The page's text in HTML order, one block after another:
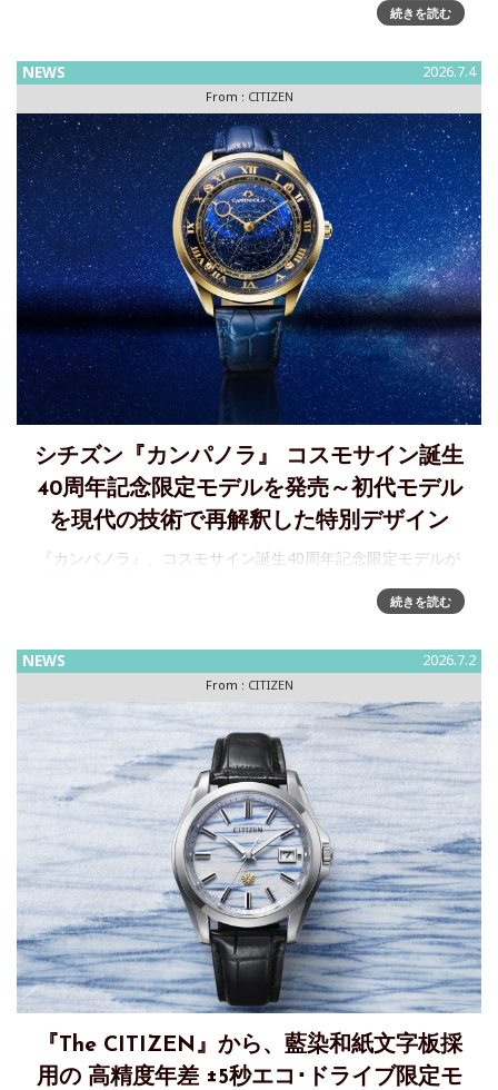
式会社は、雄大な宙に想いを馳せ、今という時を愉しむため
ら、放
続きを読む
NEWS 2026.7.4
From : CITIZEN
シチズン『カンパノラ』 コスモサイン誕生
40周年記念限定モデルを発売～初代モデル
を現代の技術で再解釈した特別デザイン
『カンパノラ』、コスモサイン誕生40周年記念限定モデルが
周年記念限定モデル AO1032-03L ¥363,000(税抜価格¥33
続きを読む
NEWS 2026.7.2
From : CITIZEN
『The CITIZEN』から、藍染和紙⽂字板採
用の ⾼精度年差 ±5秒エコ･ドライブ限定モ